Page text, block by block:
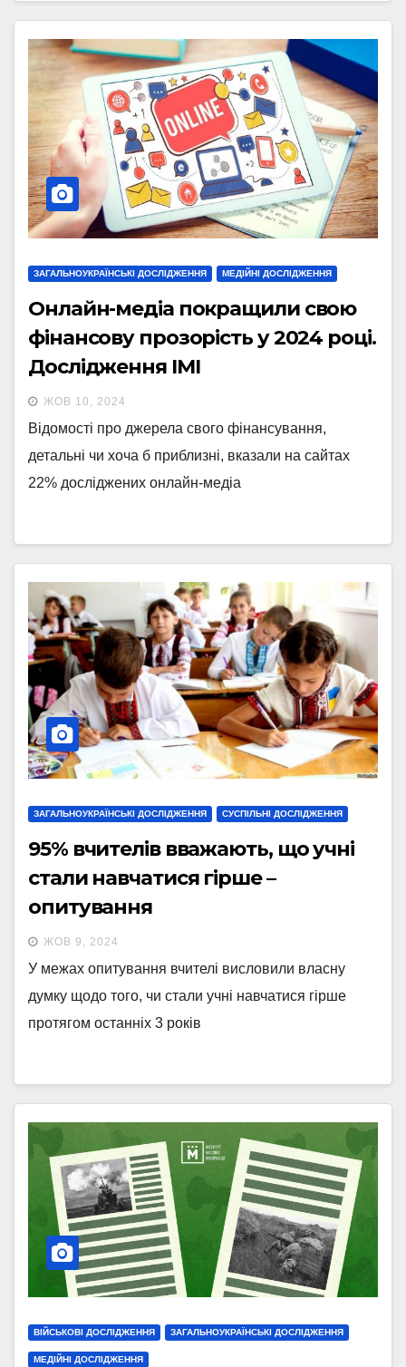
ЗАГАЛЬНОУКРАЇНСЬКІ ДОСЛІДЖЕННЯ МЕДІЙНІ ДОСЛІДЖЕННЯ
Онлайн-медіа покращили свою
фінансову прозорість у 2024 році.
Дослідження ІМІ
ЖОВ 10, 2024
Відомості про джерела свого фінансування,
детальні чи хоча б приблизні, вказали на сайтах
22% досліджених онлайн-медіа
ЗАГАЛЬНОУКРАЇНСЬКІ ДОСЛІДЖЕННЯ СУСПІЛЬНІ ДОСЛІДЖЕННЯ
95% вчителів вважають, що учні
стали навчатися гірше –
опитування
ЖОВ 9, 2024
У межах опитування вчителі висловили власну
думку щодо того, чи стали учні навчатися гірше
протягом останніх 3 років
ВІЙСЬКОВІ ДОСЛІДЖЕННЯ ЗАГАЛЬНОУКРАЇНСЬКІ ДОСЛІДЖЕННЯ
МЕДІЙНІ ДОСЛІДЖЕННЯ